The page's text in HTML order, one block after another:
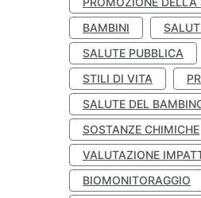
BAMBINI
SALUTE PUBBLICA
STILI DI VITA
SALUTE DEL
SOSTANZE CHIMICHE
VALUTAZIONE
BIOMONITORAGGIO